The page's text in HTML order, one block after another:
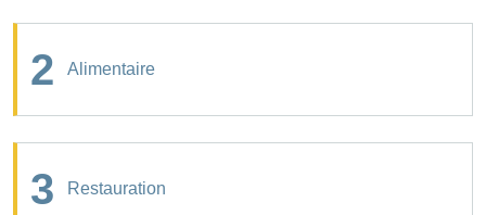
2 Alimentaire
3 Restauration